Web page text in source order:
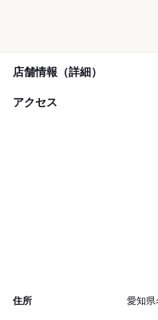
店舗情報（詳細）
アクセス
住所 愛知県